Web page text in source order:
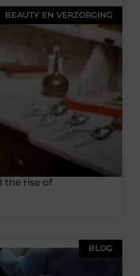
BEAUTY EN VERZORGING
the rise of
BLOG